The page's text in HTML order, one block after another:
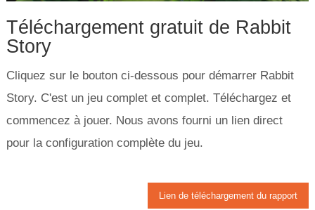
Téléchargement gratuit de Rabbit
Story
Cliquez sur le bouton ci-dessous pour démarrer Rabbit
Story. C'est un jeu complet et complet. Téléchargez et
commencez à jouer. Nous avons fourni un lien direct
pour la configuration complète du jeu.
Lien de téléchargement du rapport